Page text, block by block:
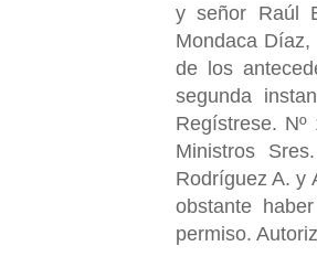
y señor Raúl
Mondaca
de los
segunda
Regístrese.
Ministros
Rodríguez A. y
obstante
permiso.